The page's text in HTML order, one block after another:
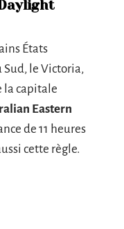
États
le Victoria,
la capitale
Eastern
de 11 heures
cette règle.